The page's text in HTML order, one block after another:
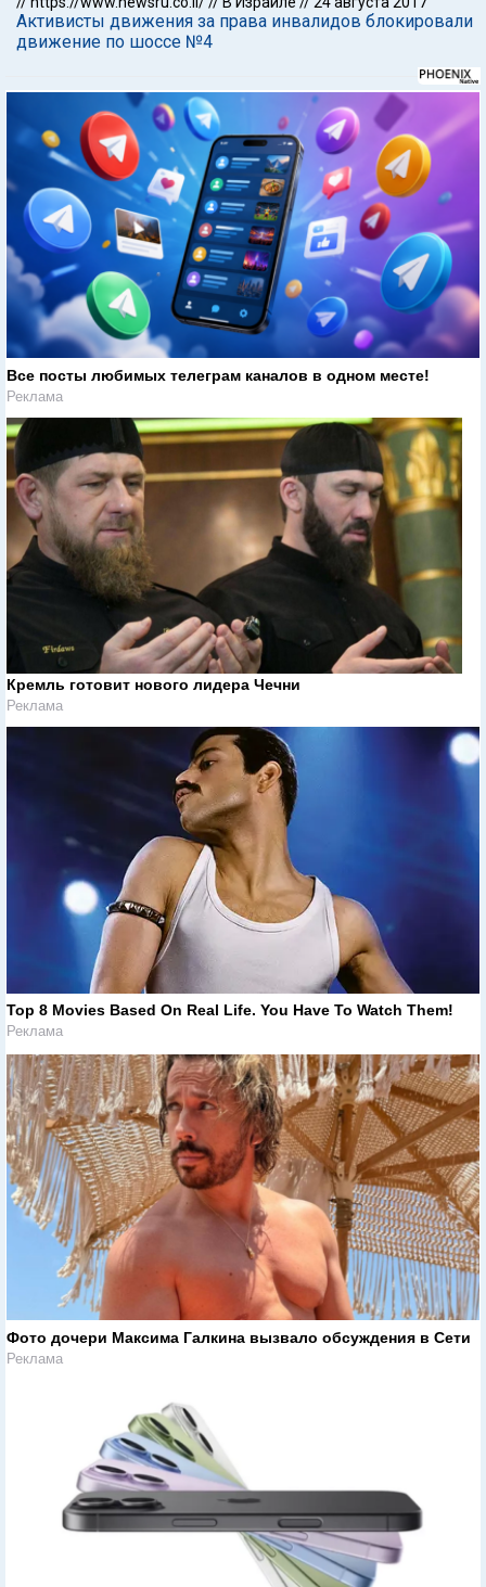
Активисты движения за права инвалидов блокировали
движение по шоссе №4
Все посты любимых телеграм каналов в одном месте!
Реклама
Кремль готовит нового лидера Чечни
Реклама
Top 8 Movies Based On Real Life. You Have To Watch Them!
Реклама
Фото дочери Максима Галкина вызвало обсуждения в Сети
Реклама